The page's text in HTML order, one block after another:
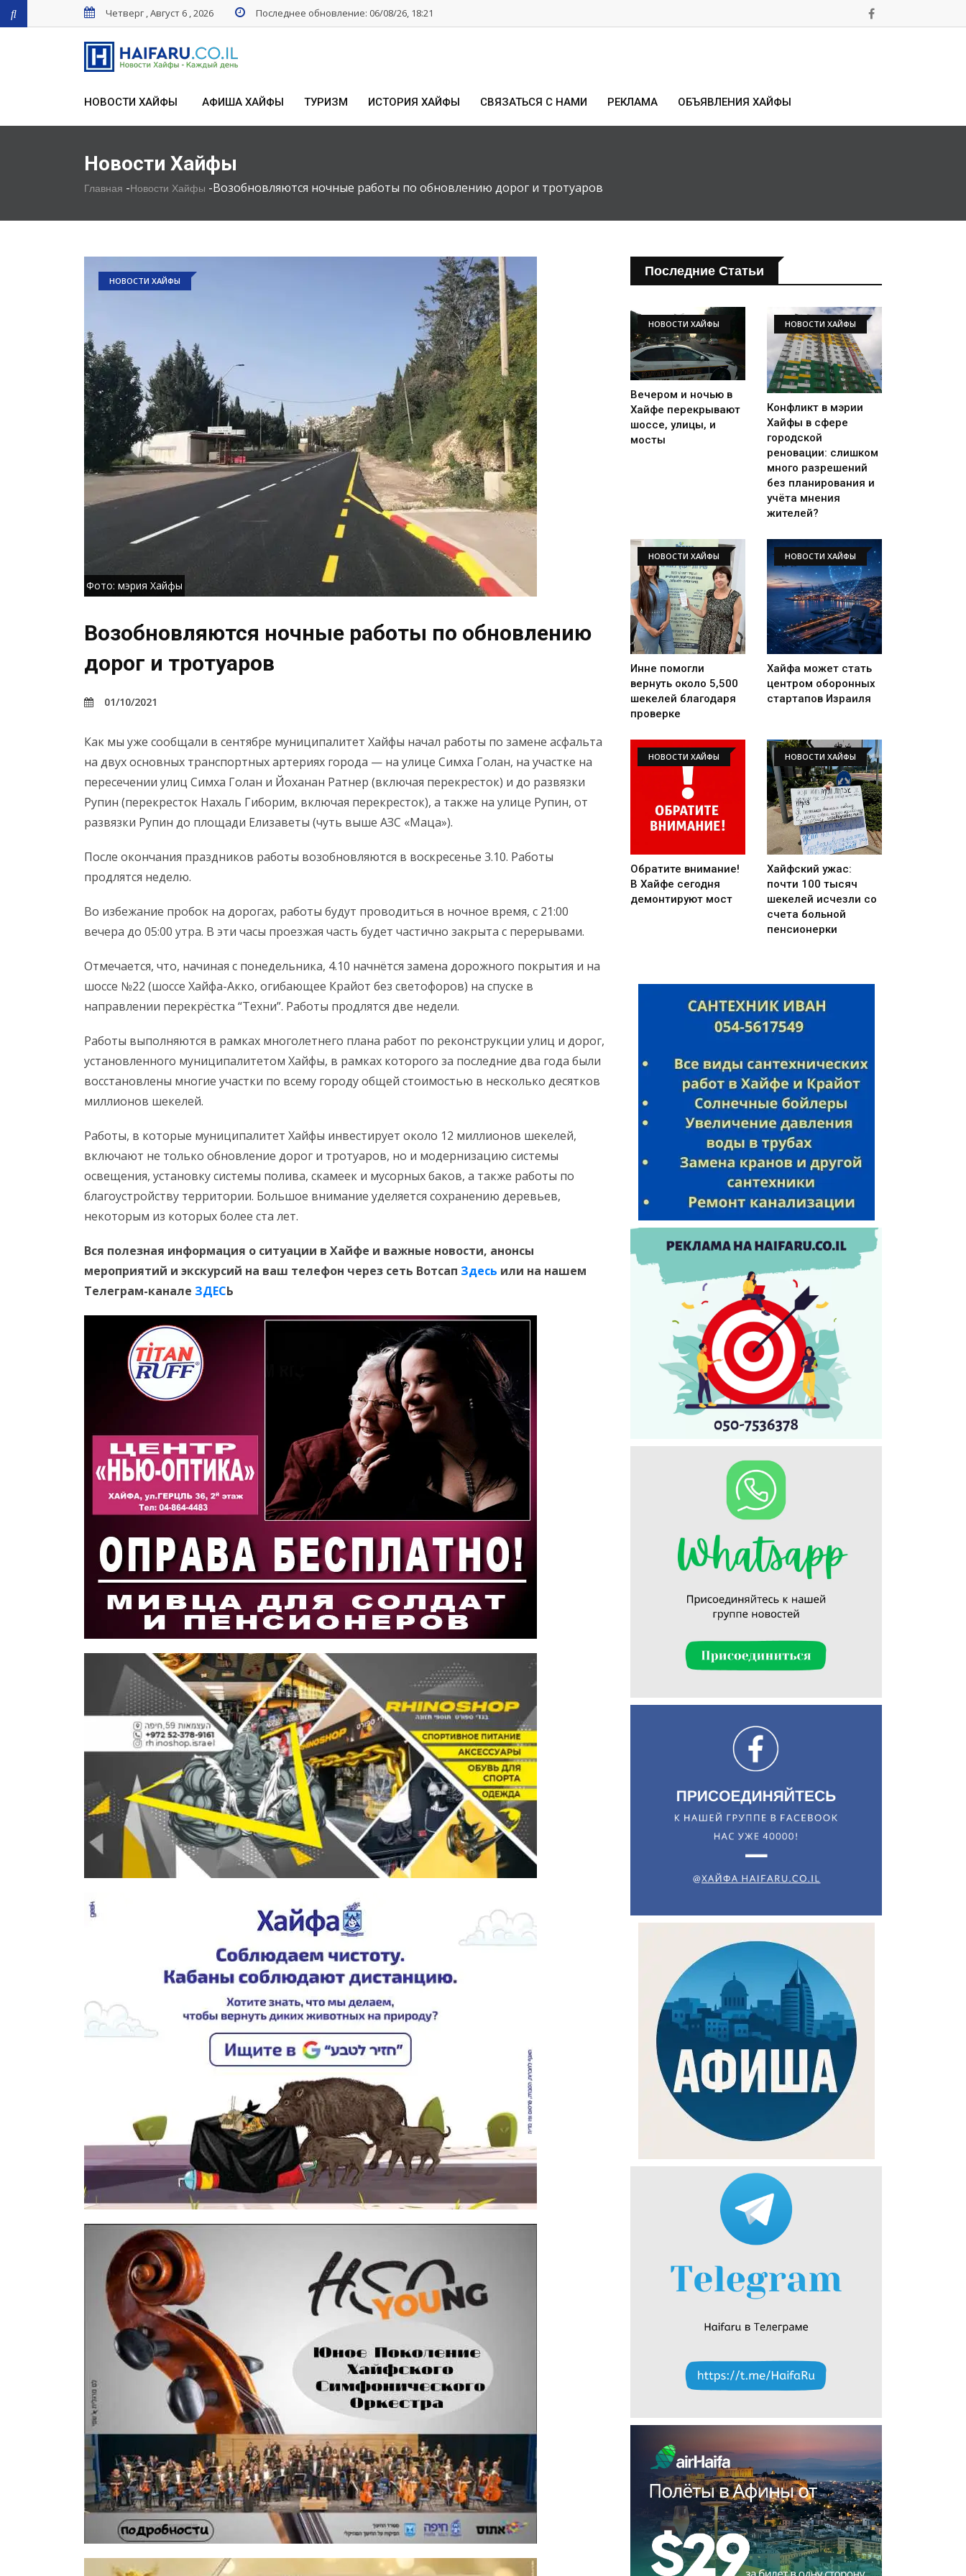
Четверг , Август 6 , 2026 Последнее обновление: 06/08/26, 18:21
НОВОСТИ ХАЙФЫ АФИША ХАЙФЫ ТУРИЗМ ИСТОРИЯ ХАЙФЫ СВЯЗАТЬСЯ С НАМИ РЕКЛАМА ОБЪЯВЛЕНИЯ ХАЙФЫ
Искать
Новости Хайфы
Главная -Новости Хайфы -Возобновляются ночные работы по обновлению дорог и тротуаров
НОВОСТИ ХАЙФЫ
Фото: мэрия Хайфы
Возобновляются ночные работы по обновлению
дорог и тротуаров
01/10/2021
Как мы уже сообщали в сентябре муниципалитет Хайфы начал работы по замене асфальта
на двух основных транспортных артериях города — на улице Симха Голан, на участке на
пересечении улиц Симха Голан и Йоханан Ратнер (включая перекресток) и до развязки
Рупин (перекресток Нахаль Гиборим, включая перекресток), а также на улице Рупин, от
развязки Рупин до площади Елизаветы (чуть выше АЗС «Маца»).
После окончания праздников работы возобновляются в воскресенье 3.10. Работы
продлятся неделю.
Во избежание пробок на дорогах, работы будут проводиться в ночное время, с 21:00
вечера до 05:00 утра. В эти часы проезжая часть будет частично закрыта с перерывами.
Отмечается, что, начиная с понедельника, 4.10 начнётся замена дорожного покрытия и на
шоссе №22 (шоссе Хайфа-Акко, огибающее Крайот без светофоров) на спуске в
направлении перекрёстка “Техни”. Работы продлятся две недели.
Работы выполняются в рамках многолетнего плана работ по реконструкции улиц и дорог,
установленного муниципалитетом Хайфы, в рамках которого за последние два года были
восстановлены многие участки по всему городу общей стоимостью в несколько десятков
миллионов шекелей.
Работы, в которые муниципалитет Хайфы инвестирует около 12 миллионов шекелей,
включают не только обновление дорог и тротуаров, но и модернизацию системы
освещения, установку системы полива, скамеек и мусорных баков, а также работы по
благоустройству территории. Большое внимание уделяется сохранению деревьев,
некоторым из которых более ста лет.
Вся полезная информация о ситуации в Хайфе и важные новости, анонсы
мероприятий и экскурсий на ваш телефон через сеть Вотсап Здесь или на нашем
Телеграм-канале ЗДЕСЬ
Последние Статьи
НОВОСТИ ХАЙФЫ
Вечером и ночью в
Хайфе перекрывают
шоссе, улицы, и
мосты
НОВОСТИ ХАЙФЫ
Конфликт в мэрии
Хайфы в сфере
городской
реновации: слишком
много разрешений
без планирования и
учёта мнения
жителей?
НОВОСТИ ХАЙФЫ
Инне помогли
вернуть около 5,500
шекелей благодаря
проверке
НОВОСТИ ХАЙФЫ
Хайфа может стать
центром оборонных
стартапов Израиля
НОВОСТИ ХАЙФЫ
Обратите внимание!
В Хайфе сегодня
демонтируют мост
НОВОСТИ ХАЙФЫ
Хайфский ужас:
почти 100 тысяч
шекелей исчезли со
счета больной
пенсионерки